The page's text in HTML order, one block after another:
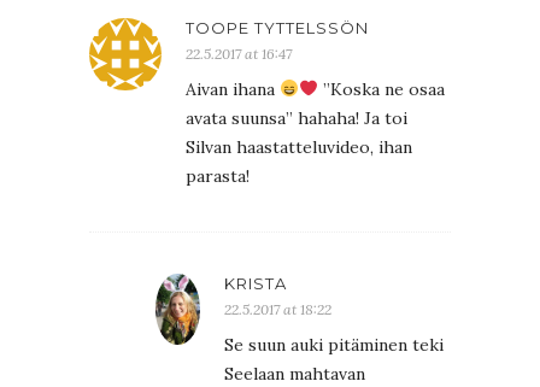
TOOPE TYTTELSSÖN
22.5.2017 at 16:47
Aivan ihana
”Koska ne osaa
avata suunsa” hahaha! Ja toi
Silvan haastatteluvideo, ihan
parasta!
KRISTA
22.5.2017 at 18:22
Se suun auki pitäminen teki
Seelaan mahtavan